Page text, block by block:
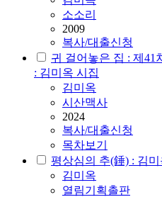
소소리
2009
복사/대출신청
귀 걸어놓은 집 : 제41
: 김미옥 시집
김미옥
시산맥사
2024
복사/대출신청
목차보기
평상심의 추(錘) : 김미
김미옥
열림기획촐판